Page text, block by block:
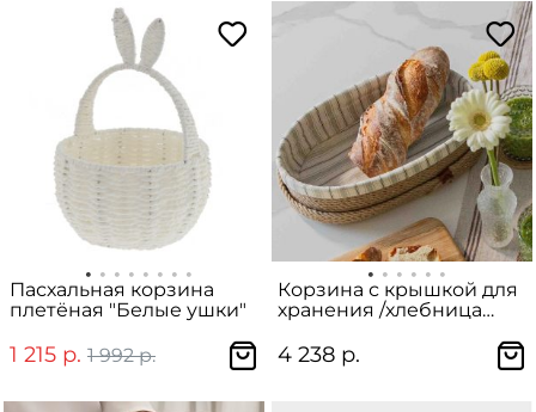
Пасхальная корзина
плетёная "Белые ушки"
1 215 р. 1 992 р.
Корзина с крышкой для
хранения /хлебница
чехлом, из джута
4 238 р.